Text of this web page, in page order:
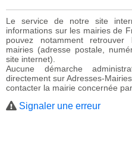
Le service de notre site
informations sur les mairies de
pouvez notamment
mairies (adresse postale,
site internet).
Aucune démarche
directement sur Adresses-
contacter la mairie concernée
Signaler une erreur